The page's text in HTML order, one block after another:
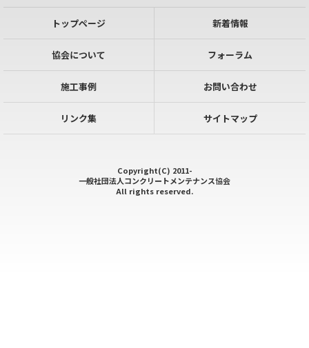
トップページ 新着情報
協会について フォーラム
施工事例 お問い合わせ
リンク集 サイトマップ
Copyright(C) 2011-
一般社団法人コンクリートメンテナンス協会
All rights reserved.